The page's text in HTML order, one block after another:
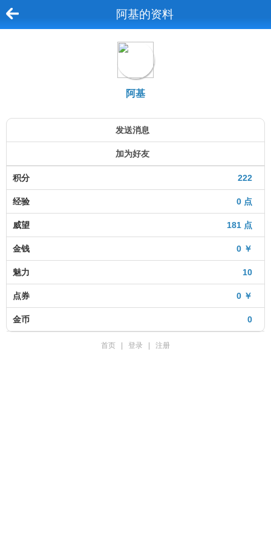
阿基的资料
阿基
发送消息
加为好友
222
积分
0 点
经验
181 点
威望
0 ￥
金钱
10
魅力
0 ￥
点券
0
金币
首页 登录 注册